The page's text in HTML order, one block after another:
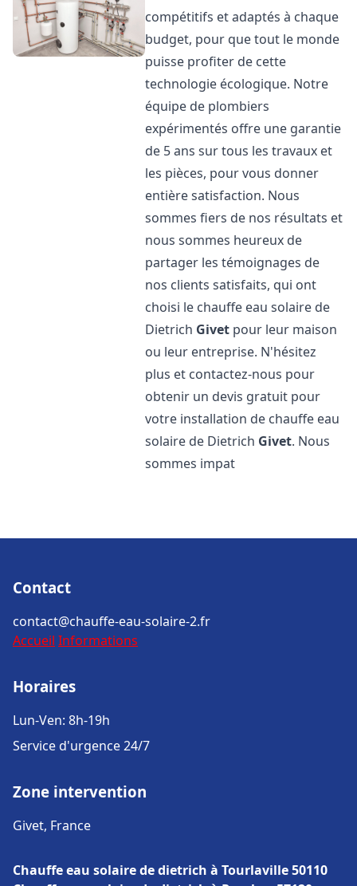
compétitifs et adaptés à chaque
budget, pour que tout le monde
puisse profiter de cette
technologie écologique. Notre
équipe de plombiers
expérimentés offre une garantie
de 5 ans sur tous les travaux et
les pièces, pour vous donner
entière satisfaction. Nous
sommes fiers de nos résultats et
nous sommes heureux de
partager les témoignages de
nos clients satisfaits, qui ont
choisi le chauffe eau solaire de
Dietrich Givet pour leur maison
ou leur entreprise. N'hésitez
plus et contactez-nous pour
obtenir un devis gratuit pour
votre installation de chauffe eau
solaire de Dietrich Givet. Nous
sommes impat
Contact
contact@chauffe-eau-solaire-2.fr
Accueil Informations
Horaires
Lun-Ven: 8h-19h
Service d'urgence 24/7
Zone intervention
Givet, France
Chauffe eau solaire de dietrich à Tourlaville 50110